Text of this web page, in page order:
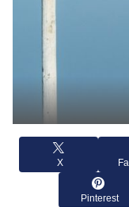
X
Pinterest